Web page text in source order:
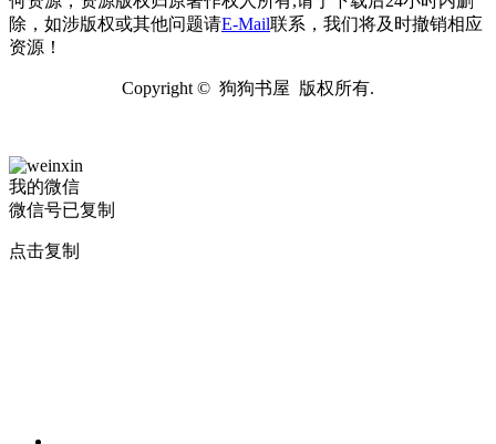
除，如涉版权或其他问题请E-Mail联系，我们将及时撤销相应
资源！
Copyright © 狗狗书屋 版权所有.
我的微信
微信号已复制
点击复制